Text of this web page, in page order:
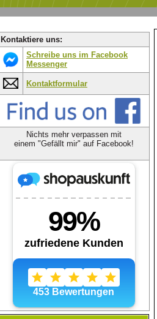
Kontaktiere uns:
Schreibe uns im Facebook
Messenger
Kontaktformular
Nichts mehr verpassen mit
einem "Gefällt mir" auf Facebook!